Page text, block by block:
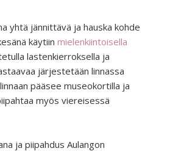
yhtä jännittävä ja hauska kohde
käytiin mielenkiintoisella
lastenkierroksella ja
järjestetään linnassa
pääsee museokortilla ja
myös viereisessä
ja piipahdus Aulangon